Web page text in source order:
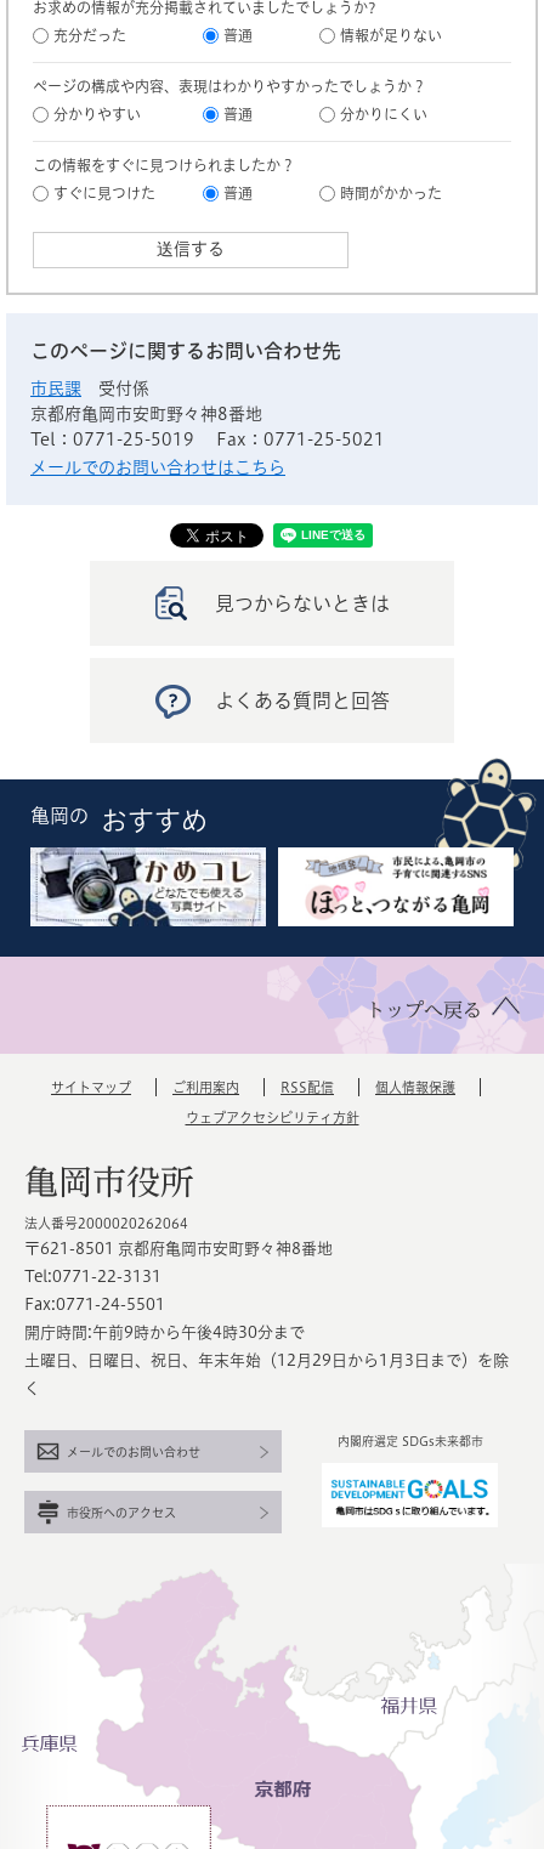
お求めの情報が充分掲載されていましたでしょうか?
充分だった
普通 情報が足りない
ページの構成や内容、表現はわかりやすかったでしょうか？
分かりやすい
普通 分かりにくい
この情報をすぐに見つけられましたか？
すぐに見つけた
普通 時間がかかった
このページに関するお問い合わせ先
市民課
受付係
京都府亀岡市安町野々神8番地
Tel：0771-25-5019
Fax：0771-25-5021
メールでのお問い合わせはこちら
見つからないときは
よくある質問と回答
亀岡の おすすめ
トップへ戻る
サイトマップ ご利用案内 RSS配信 個人情報保護
ウェブアクセシビリティ方針
亀岡市役所
法人番号2000020262064
〒621-8501 京都府亀岡市安町野々神8番地
Tel:0771-22-3131
Fax:0771-24-5501
開庁時間:午前9時から午後4時30分まで
土曜日、日曜日、祝日、年末年始（12月29日から1月3日まで）を除
く
内閣府選定 SDGs未来都市
メールでのお問い合わせ
市役所へのアクセス